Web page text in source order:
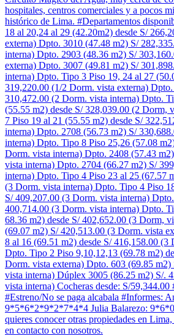
hospitales, centros comerciales y a pocos
histórico de Lima. #Departamentos
18 al 20,24 al 29 (42.20m2) desde S/
externa) Dpto. 3010 (47.48 m2) S/
interna) Dpto. 2903 (48.36 m2) S/
externa) Dpto. 3007 (49.81 m2) S/
interna) Dpto. Tipo 3 Piso 19, 24 al 27
319,220.00 (1/2 Dorm. vista externa)
310,472.00 (2 Dorm. vista interna) Dpto.
(55.55 m2) desde S/ 328,039.00 (2 Dorm,
7 Piso 19 al 21 (55.55 m2) desde S/
interna) Dpto. 2708 (56.73 m2) S/
interna) Dpto. Tipo 8 Piso 25,26 (57.08
Dorm. vista interna) Dpto. 2408 (57.43
vista interna) Dpto. 2704 (66.27 m2) S/
interna) Dpto. Tipo 4 Piso 23 al 25 (67.57
(3 Dorm. vista interna) Dpto. Tipo 4 Piso
S/ 409,207.00 (3 Dorm. vista interna)
400,714.00 (3 Dorm. vista interna) Dpto.
68.36 m2) desde S/ 402,652.00 (3 Dorm,
(69.07 m2) S/ 420,513.00 (3 Dorm. vista
8 al 16 (69.51 m2) desde S/ 416,158.00 (3
Dpto. Tipo 2 Piso 9,10,12,13 (69.78 m2)
Dorm. vista externa) Dpto. 603 (69.85
vista interna) Dúplex 3005 (86.25 m2) S/.
vista interna) Cocheras desde: S/
#Estreno/No se paga alcabala #Informes:
9*5*6*2*9*2*7*4*4 Julia Balarezo:
quieres conocer otras propiedades en
en contacto con nosotros.